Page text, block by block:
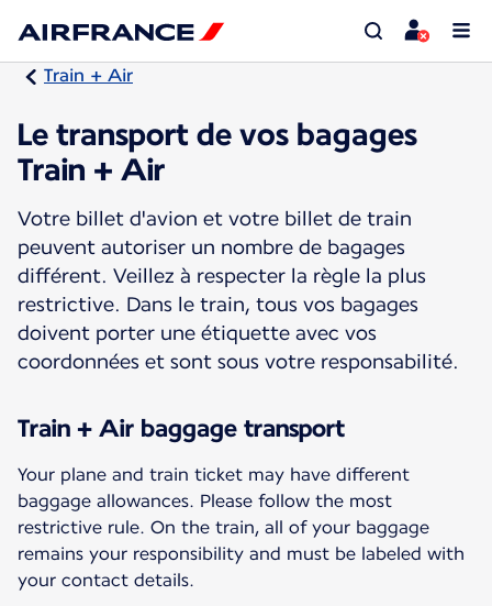
Train + Air
Le transport de vos bagages
Train + Air
Votre billet d'avion et votre billet de train
peuvent autoriser un nombre de bagages
différent. Veillez à respecter la règle la plus
restrictive. Dans le train, tous vos bagages
doivent porter une étiquette avec vos
coordonnées et sont sous votre responsabilité.
Train + Air baggage transport
Your plane and train ticket may have different
baggage allowances. Please follow the most
restrictive rule. On the train, all of your baggage
remains your responsibility and must be labeled with
your contact details.